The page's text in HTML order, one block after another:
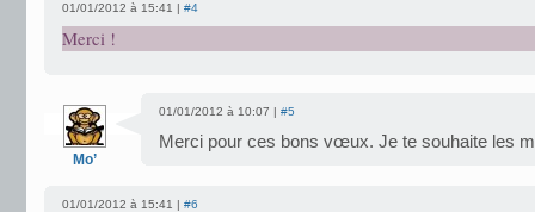
01/01/2012 à 15:41 | #4
Merci !
Mo’
01/01/2012 à 10:07 | #5
Merci pour ces bons vœux. Je te souhaite les
01/01/2012 à 15:41 | #6